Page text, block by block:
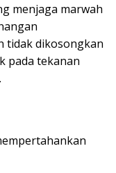
menjaga marwah
tidak dikosongkan
pada tekanan